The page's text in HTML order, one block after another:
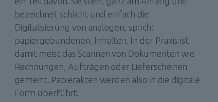
bezeichnet schlicht und einfach die
Digitalisierung von analogen, sprich:
papiergebundenen, Inhalten. In der Praxis ist
damit meist das Scannen von Dokumenten wie
Rechnungen, Aufträgen oder Lieferscheinen
gemeint. Papierakten werden also in die digitale
Form überführt.